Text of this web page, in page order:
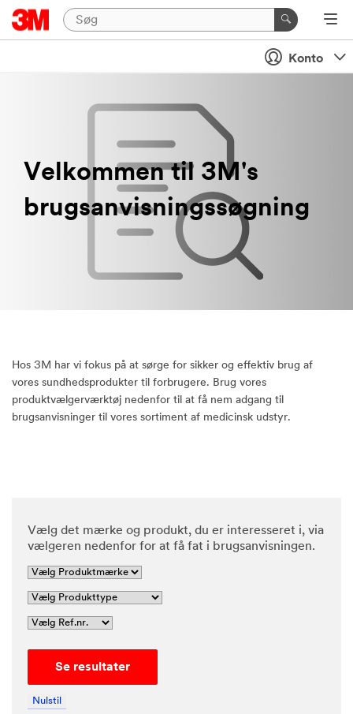
Konto
Velkommen til 3M's
brugsanvisningssøgning
Hos 3M har vi fokus på at sørge for sikker og effektiv brug af
vores sundhedsprodukter til forbrugere. Brug vores
produktvælgerværktøj nedenfor til at få nem adgang til
brugsanvisninger til vores sortiment af medicinsk udstyr.
Vælg det mærke og produkt, du er interesseret i, via
vælgeren nedenfor for at få fat i brugsanvisningen.
Se resultater
Nulstil